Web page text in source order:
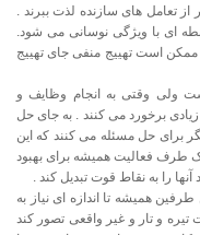
از تعامل های سازنده لذت ببرند .
ای با ویژگی نوسانی می شود.
ممکن است تهییج منفی جای تهییج
ولی وقتی به انجام وظایف و
برخورد می کنند . به جای حل
برای حل مسئله می کنند که این
طرف فعالیت همیشه برای بهبود
را به نقاط قوت تبدیل کند .
همیشه تا اندازه ای نیاز به
و تار و غیر واقعی تصور کند